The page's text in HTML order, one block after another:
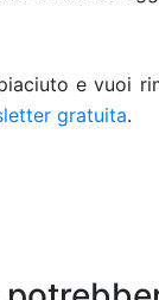
e vuoi
gratuita.